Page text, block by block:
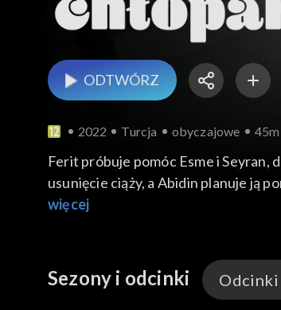
ODTWÓRZ
2022 Turcja obyczajowe 45m
Ferit próbuje pomóc Esme i Seyran,
usunięcie ciąży, a Abidin planuje ją
rezydencji Abidina, gdzie Aysen ją
więcej
Sezony i odcinki Odcinki